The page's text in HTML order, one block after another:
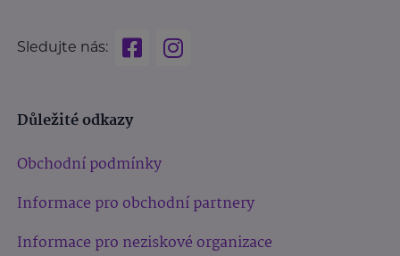
Sledujte nás:
Důležité odkazy
Obchodní podmínky
Informace pro obchodní partnery
Informace pro neziskové organizace